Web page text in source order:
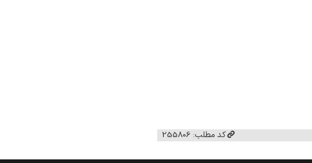
کد مطلب: 255806